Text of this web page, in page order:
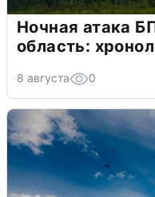
Ночная атака
область:
8 августа 0